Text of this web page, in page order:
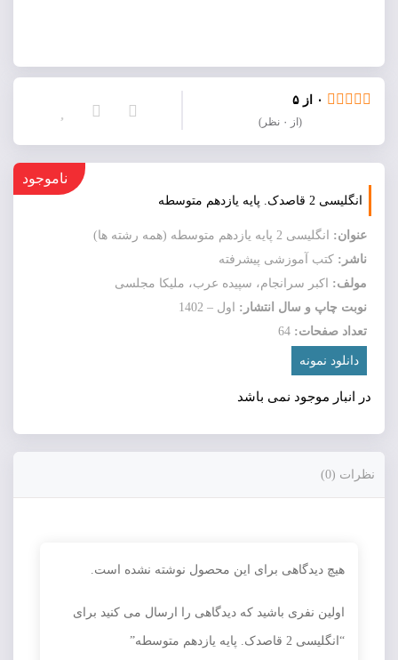
(از ۰ نظر)
انگلیسی 2 قاصدک. پایه يازدهم متوسطه
ناموجود
عنوان: انگلیسی 2 پایه يازدهم متوسطه (همه رشته ها)
ناشر: کتب آموزشی پیشرفته
مولف: اکبر سرانجام، سپیده عرب، ملیکا مجلسی
نوبت چاپ و سال انتشار: اول – 1402
تعداد صفحات:
دانلود نمونه
در انبار موجود نمی باشد
نظرات (0)
هیچ دیدگاهی برای این محصول نوشته نشده است.
اولین نفری باشید که دیدگاهی را ارسال می کنید برای
“انگلیسی 2 قاصدک. پایه يازدهم متوسطه”